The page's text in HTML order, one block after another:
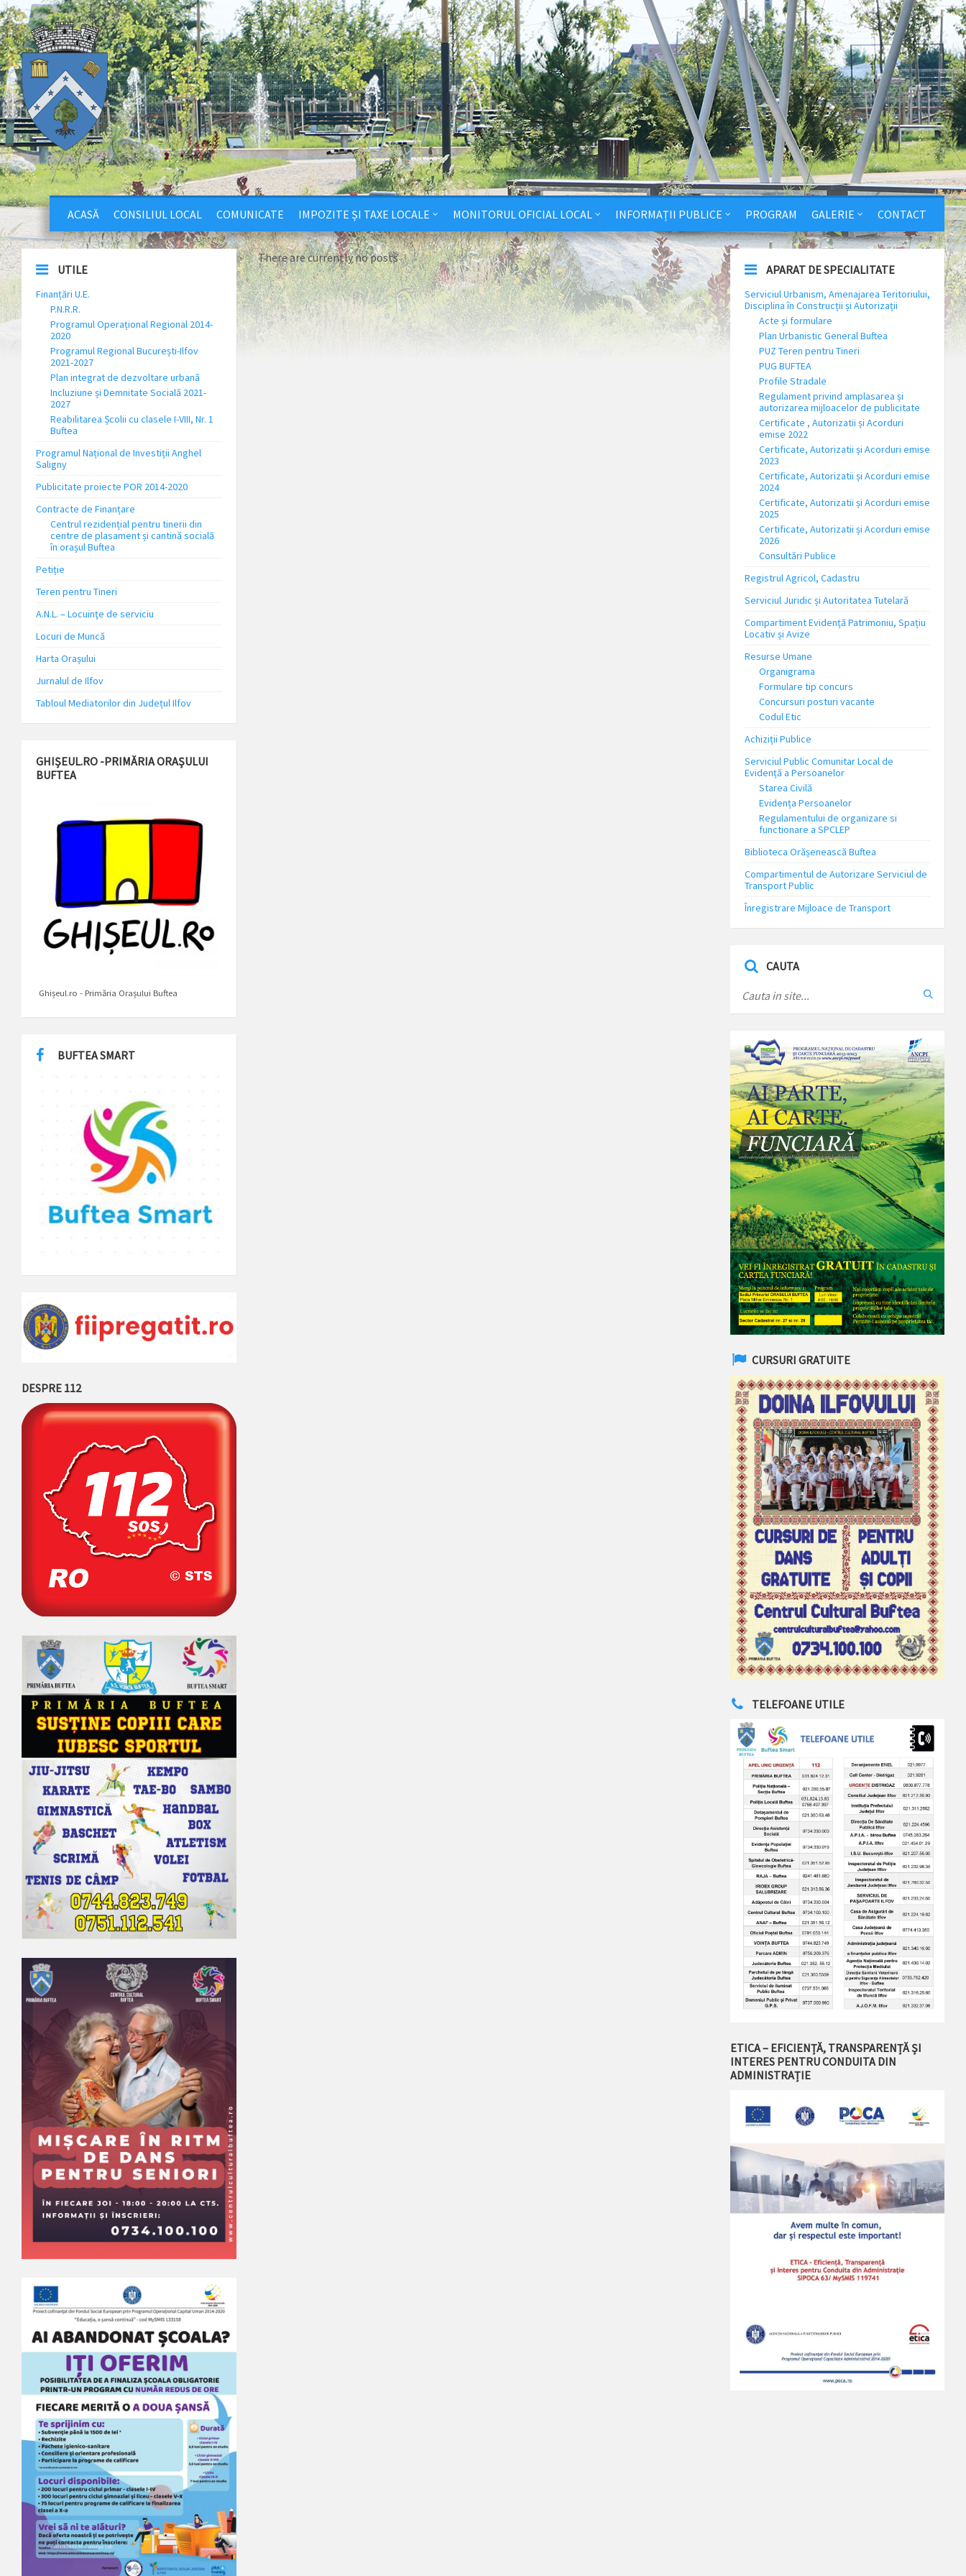
ACASĂ CONSILIUL LOCAL COMUNICATE IMPOZITE ȘI TAXE LOCALE MONITORUL OFICIAL LOCAL INFORMAȚII PUBLICE PROGRAM GALERIE CONTACT
There are currently no posts
UTILE
Finanțări U.E.
P.N.R.R.
Programul Operațional Regional 2014-
2020
Programul Regional București-Ilfov
2021-2027
Plan integrat de dezvoltare urbană
Incluziune și Demnitate Socială 2021-
2027
Reabilitarea Școlii cu clasele I-VIII, Nr. 1
Buftea
Programul Național de Investiții Anghel
Saligny
Publicitate proiecte POR 2014-2020
Contracte de Finanțare
Centrul rezidențial pentru tinerii din
centre de plasament și cantină socială
în orașul Buftea
Petiție
Teren pentru Tineri
A.N.L. – Locuinţe de serviciu
Locuri de Muncă
Harta Orașului
Jurnalul de Ilfov
Tabloul Mediatorilor din Județul Ilfov
GHIȘEUL.RO -PRIMĂRIA ORAȘULUI
BUFTEA
Ghișeul.ro - Primăria Orașului Buftea
BUFTEA SMART
DESPRE 112
APARAT DE SPECIALITATE
Serviciul Urbanism, Amenajarea Teritoriului,
Disciplina în Construcții și Autorizații
Acte și formulare
Plan Urbanistic General Buftea
PUZ Teren pentru Tineri
PUG BUFTEA
Profile Stradale
Regulament privind amplasarea și
autorizarea mijloacelor de publicitate
Certificate , Autorizatii și Acorduri
emise 2022
Certificate, Autorizatii și Acorduri emise
2023
Certificate, Autorizatii și Acorduri emise
2024
Certificate, Autorizatii și Acorduri emise
2025
Certificate, Autorizatii și Acorduri emise
2026
Consultări Publice
Registrul Agricol, Cadastru
Serviciul Juridic și Autoritatea Tutelară
Compartiment Evidență Patrimoniu, Spațiu
Locativ și Avize
Resurse Umane
Organigrama
Formulare tip concurs
Concursuri posturi vacante
Codul Etic
Achiziții Publice
Serviciul Public Comunitar Local de
Evidență a Persoanelor
Starea Civilă
Evidența Persoanelor
Regulamentului de organizare si
functionare a SPCLEP
Biblioteca Orășenească Buftea
Compartimentul de Autorizare Serviciul de
Transport Public
Înregistrare Mijloace de Transport
CAUTA
CURSURI GRATUITE
TELEFOANE UTILE
ETICA – EFICIENȚĂ, TRANSPARENȚĂ ȘI
INTERES PENTRU CONDUITA DIN
ADMINISTRAȚIE